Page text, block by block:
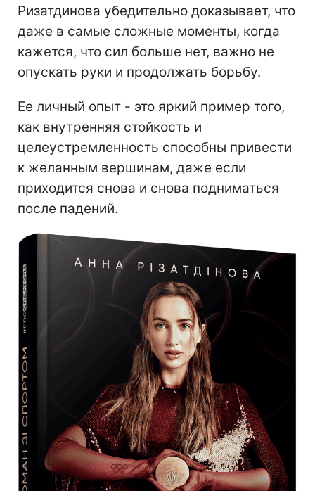
Ризатдинова убедительно доказывает, что
даже в самые сложные моменты, когда
кажется, что сил больше нет, важно не
опускать руки и продолжать борьбу.
Ее личный опыт - это яркий пример того,
как внутренняя стойкость и
целеустремленность способны привести
к желанным вершинам, даже если
приходится снова и снова подниматься
после падений.